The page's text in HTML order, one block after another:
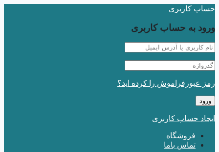
حساب کاربری
ورود به حساب کاربری
رمز عبورفراموش را کرده اید؟
ایجاد حساب کاربری
فروشگاه
تماس باما